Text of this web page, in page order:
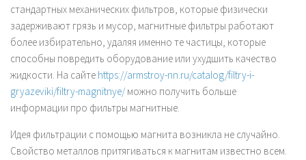
стандартных механических фильтров, которые физически
задерживают грязь и мусор, магнитные фильтры работают
более избирательно, удаляя именно те частицы, которые
способны повредить оборудование или ухудшить качество
жидкости. На сайте https://armstroy-nn.ru/catalog/filtry-i-
gryazeviki/filtry-magnitnye/ можно получить больше
информации про фильтры магнитные.
Идея фильтрации с помощью магнита возникла не случайно.
Свойство металлов притягиваться к магнитам известно всем.